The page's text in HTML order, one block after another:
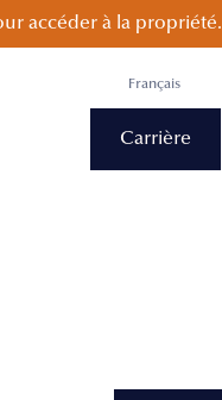
accéder à la propriété.
Français
Carrière